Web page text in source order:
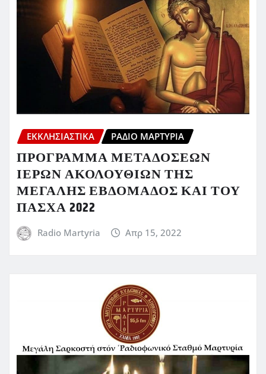
ΕΚΚΛΗΣΙΑΣΤΙΚΆ ΡΆΔΙΟ ΜΑΡΤΥΡΊΑ
ΠΡΟΓΡΑΜΜΑ ΜΕΤΑΔΟΣΕΩΝ
ΙΕΡΩΝ ΑΚΟΛΟΥΘΙΩΝ ΤΗΣ
ΜΕΓΑΛΗΣ ΕΒΔΟΜΑΔΟΣ ΚΑΙ ΤΟΥ
ΠΑΣΧΑ 2022
Radio Martyria Απρ 15, 2022